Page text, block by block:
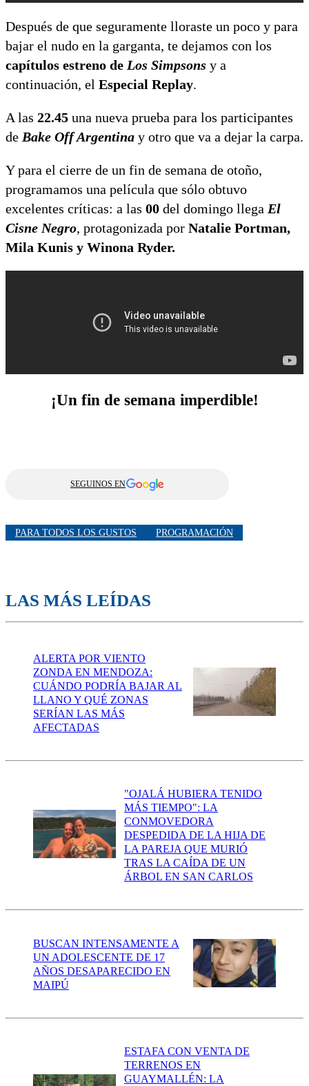
Después de que seguramente lloraste un poco y para
bajar el nudo en la garganta, te dejamos con los
capítulos estreno de Los Simpsons y a
continuación, el Especial Replay.
A las 22.45 una nueva prueba para los participantes
de Bake Off Argentina y otro que va a dejar la carpa.
Y para el cierre de un fin de semana de otoño,
programamos una película que sólo obtuvo
excelentes críticas: a las 00 del domingo llega El
Cisne Negro, protagonizada por Natalie Portman,
Mila Kunis y Winona Ryder.
¡Un fin de semana imperdible!
SEGUINOS EN
PARA TODOS LOS GUSTOS PROGRAMACIÓN
LAS MÁS LEÍDAS
ALERTA POR VIENTO
ZONDA EN MENDOZA:
CUÁNDO PODRÍA BAJAR AL
LLANO Y QUÉ ZONAS
SERÍAN LAS MÁS
AFECTADAS
"OJALÁ HUBIERA TENIDO
MÁS TIEMPO": LA
CONMOVEDORA
DESPEDIDA DE LA HIJA DE
LA PAREJA QUE MURIÓ
TRAS LA CAÍDA DE UN
ÁRBOL EN SAN CARLOS
BUSCAN INTENSAMENTE A
UN ADOLESCENTE DE 17
AÑOS DESAPARECIDO EN
MAIPÚ
ESTAFA CON VENTA DE
TERRENOS EN
GUAYMALLÉN: LA